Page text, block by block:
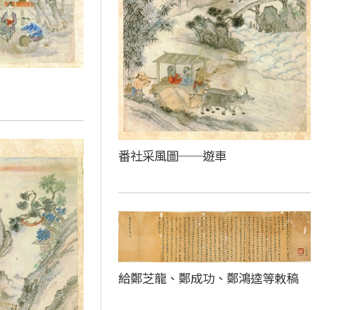
番社采風圖──遊車
給鄭芝龍、鄭成功、鄭鴻逵等敕稿